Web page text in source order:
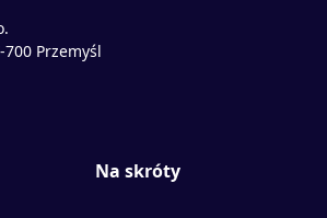
Przemyśl
Na skróty